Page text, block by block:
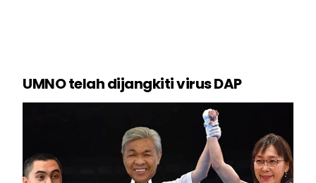
UMNO telah dijangkiti virus DAP